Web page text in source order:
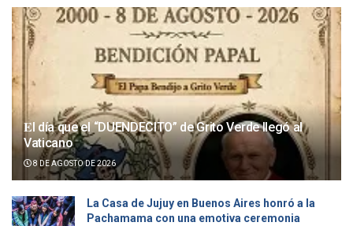
𝐄l día que el “DUENDECITO” de Grito Verde llegó al
Vaticano
8 DE AGOSTO DE 2026
La Casa de Jujuy en Buenos Aires honró a la
Pachamama con una emotiva ceremonia